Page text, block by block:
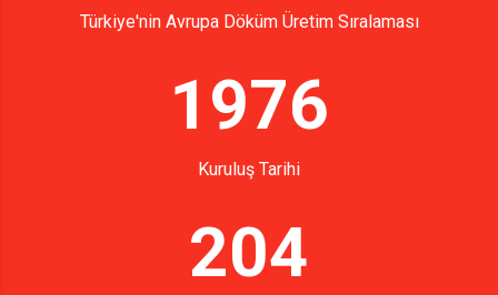
Türkiye'nin Avrupa Döküm Üretim Sıralaması
1976
Kuruluş Tarihi
204